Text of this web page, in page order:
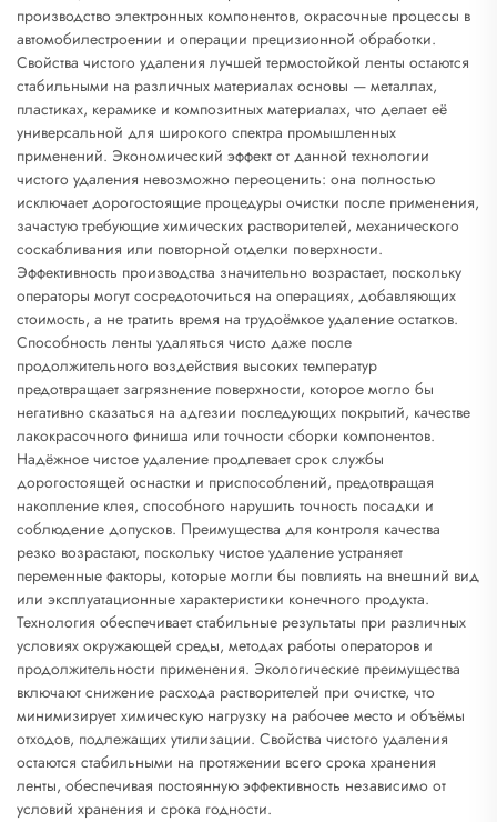
производство электронных компонентов, окрасочные процессы в
автомобилестроении и операции прецизионной обработки.
Свойства чистого удаления лучшей термостойкой ленты остаются
стабильными на различных материалах основы — металлах,
пластиках, керамике и композитных материалах, что делает её
универсальной для широкого спектра промышленных
применений. Экономический эффект от данной технологии
чистого удаления невозможно переоценить: она полностью
исключает дорогостоящие процедуры очистки после применения,
зачастую требующие химических растворителей, механического
соскабливания или повторной отделки поверхности.
Эффективность производства значительно возрастает, поскольку
операторы могут сосредоточиться на операциях, добавляющих
стоимость, а не тратить время на трудоёмкое удаление остатков.
Способность ленты удаляться чисто даже после
продолжительного воздействия высоких температур
предотвращает загрязнение поверхности, которое могло бы
негативно сказаться на адгезии последующих покрытий, качестве
лакокрасочного финиша или точности сборки компонентов.
Надёжное чистое удаление продлевает срок службы
дорогостоящей оснастки и приспособлений, предотвращая
накопление клея, способного нарушить точность посадки и
соблюдение допусков. Преимущества для контроля качества
резко возрастают, поскольку чистое удаление устраняет
переменные факторы, которые могли бы повлиять на внешний вид
или эксплуатационные характеристики конечного продукта.
Технология обеспечивает стабильные результаты при различных
условиях окружающей среды, методах работы операторов и
продолжительности применения. Экологические преимущества
включают снижение расхода растворителей при очистке, что
минимизирует химическую нагрузку на рабочее место и объёмы
отходов, подлежащих утилизации. Свойства чистого удаления
остаются стабильными на протяжении всего срока хранения
ленты, обеспечивая постоянную эффективность независимо от
условий хранения и срока годности.